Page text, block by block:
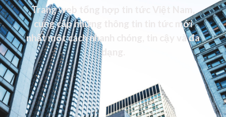
Trang web tổng hợp tin tức Việt Nam,
cung cấp những thông tin tin tức mới
nhất một cách nhanh chóng, tin cậy và đa
dạng.